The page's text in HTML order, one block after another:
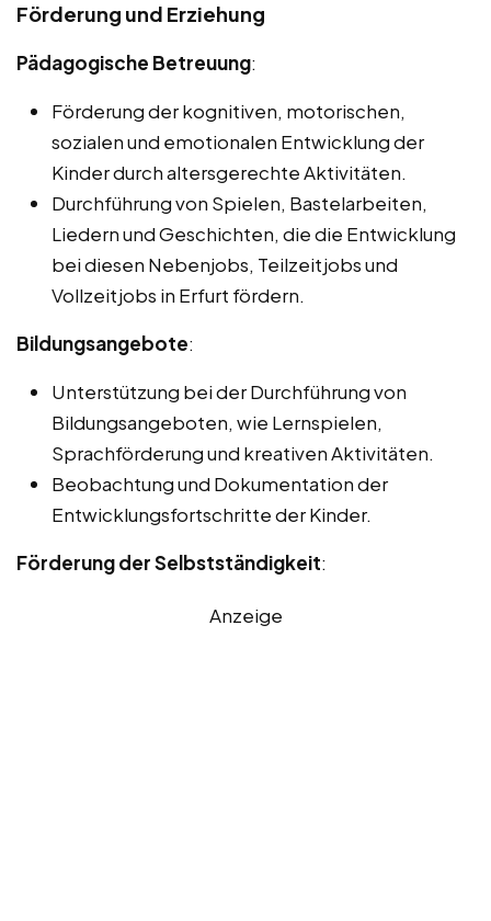
Förderung und Erziehung
Pädagogische Betreuung:
Förderung der kognitiven, motorischen,
sozialen und emotionalen Entwicklung der
Kinder durch altersgerechte Aktivitäten.
Durchführung von Spielen, Bastelarbeiten,
Liedern und Geschichten, die die Entwicklung
bei diesen Nebenjobs, Teilzeitjobs und
Vollzeitjobs in Erfurt fördern.
Bildungsangebote:
Unterstützung bei der Durchführung von
Bildungsangeboten, wie Lernspielen,
Sprachförderung und kreativen Aktivitäten.
Beobachtung und Dokumentation der
Entwicklungsfortschritte der Kinder.
Förderung der Selbstständigkeit:
Anzeige